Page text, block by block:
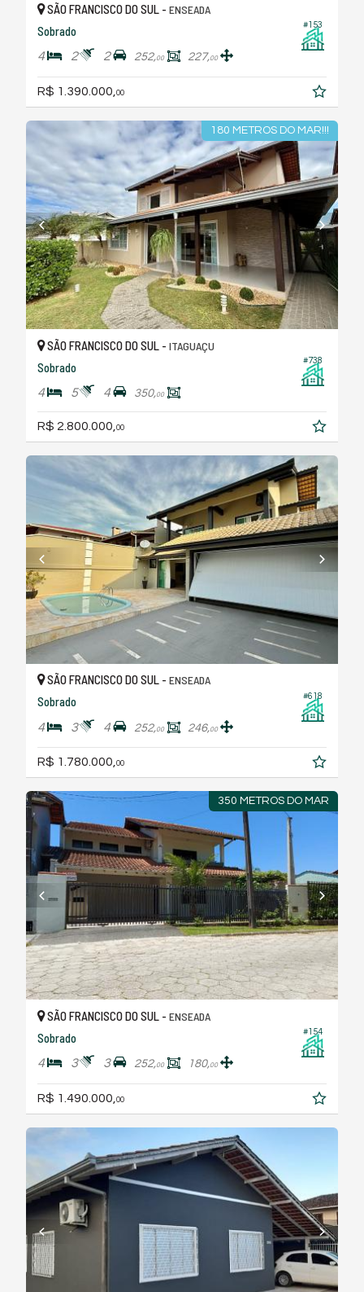
#153
SÃO FRANCISCO DO SUL - ENSEADA
Sobrado
4 2 2 252,00 227,00
R$ 1.390.000,00
180 METROS DO MAR!!!
#738
SÃO FRANCISCO DO SUL - ITAGUAÇU
Sobrado
4 5 4 350,00
R$ 2.800.000, 00
#618
SÃO FRANCISCO DO SUL - ENSEADA
Sobrado
4 3 4 252,00 246,00
R$ 1.780.000,00
350 METROS DO MAR
#154
SÃO FRANCISCO DO SUL - ENSEADA
Sobrado
4 3 3 252,00 180,00
R$ 1.490.000, 00